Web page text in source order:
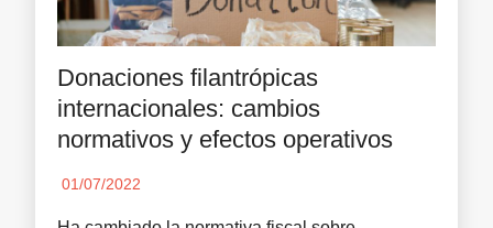
Donaciones filantrópicas
internacionales: cambios
normativos y efectos operativos
01/07/2022